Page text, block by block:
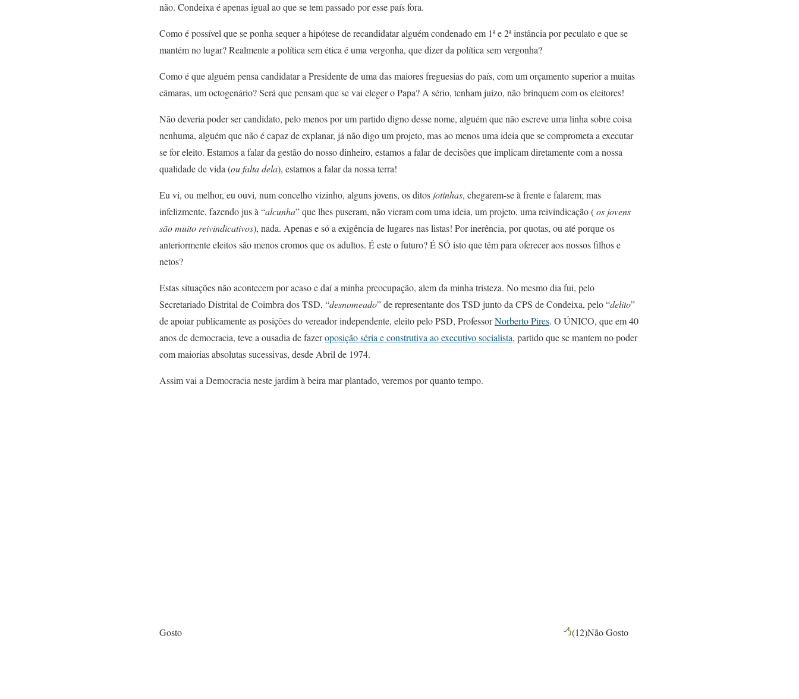
não. Condeixa é apenas igual ao que se tem passado por esse país fora.
Como é possível que se ponha sequer a hipótese de recandidatar alguém condenado em 1ª e 2ª instância por peculato e que se
mantém no lugar? Realmente a política sem ética é uma vergonha, que dizer da política sem vergonha?
Como é que alguém pensa candidatar a Presidente de uma das maiores freguesias do país, com um orçamento superior a muitas
câmaras, um octogenário? Será que pensam que se vai eleger o Papa? A sério, tenham juízo, não brinquem com os eleitores!
Não deveria poder ser candidato, pelo menos por um partido digno desse nome, alguém que não escreve uma linha sobre coisa
nenhuma, alguém que não é capaz de explanar, já não digo um projeto, mas ao menos uma ideia que se comprometa a executar
se for eleito. Estamos a falar da gestão do nosso dinheiro, estamos a falar de decisões que implicam diretamente com a nossa
qualidade de vida (ou falta dela), estamos a falar da nossa terra!
Eu vi, ou melhor, eu ouvi, num concelho vizinho, alguns jovens, os ditos jotinhas, chegarem-se à frente e falarem; mas
infelizmente, fazendo jus à “alcunha” que lhes puseram, não vieram com uma ideia, um projeto, uma reivindicação (os jovens
são muito reivindicativos), nada. Apenas e só a exigência de lugares nas listas! Por inerência, por quotas, ou até porque os
anteriormente eleitos são menos cromos que os adultos. É este o futuro? É SÓ isto que têm para oferecer aos nossos filhos e
netos?
Estas situações não acontecem por acaso e daí a minha preocupação, alem da minha tristeza. No mesmo dia fui, pelo
Secretariado Distrital de Coimbra dos TSD, “desnomeado” de representante dos TSD junto da CPS de Condeixa, pelo “delito”
de apoiar publicamente as posições do vereador independente, eleito pelo PSD, ProfessorNorberto Pires. O ÚNICO, que em 40
anos de democracia, teve a ousadia de fazeroposição séria e construtiva ao executivo socialista, partido que se mantem no poder
com maiorias absolutas sucessivas, desde Abril de 1974.
Assim vai a Democracia neste jardim à beira mar plantado, veremos por quanto tempo.
Gosto (12)Não Gosto